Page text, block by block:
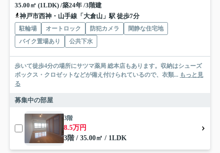
35.00㎡ (1LDK) /築24年 /3階建
神戸市西神・山手線「大倉山」駅 徒歩7分
駐輪場 オートロック 防犯カメラ
閑静な住宅地
バイク置場あり
公共下水
歩いて徒歩4分の場所にサツマ薬局 総本店もあります。収納はシューズ
ボックス・クロゼットなどが備え付けられているので、衣類... もっと見
る
募集中の部屋
3階
8.5万円
3階 / 35.00㎡ / 1LDK